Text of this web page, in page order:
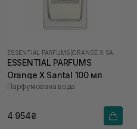
ESSENTIAL PARFUMS
ESSENTIAL PARFUMS
Orange X Santal 100 мл
Парфумована вода
4 954₴